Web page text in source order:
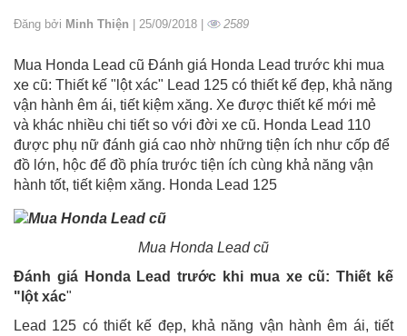
Đăng bởi Minh Thiện | 25/09/2018 | 2589
Mua Honda Lead cũ Đánh giá Honda Lead trước khi mua
xe cũ: Thiết kế "lột xác" Lead 125 có thiết kế đẹp, khả năng
vận hành êm ái, tiết kiệm xăng. Xe được thiết kế mới mẻ
và khác nhiều chi tiết so với đời xe cũ. Honda Lead 110
được phụ nữ đánh giá cao nhờ những tiện ích như cốp để
đồ lớn, hộc để đồ phía trước tiện ích cùng khả năng vận
hành tốt, tiết kiệm xăng. Honda Lead 125
Mua Honda Lead cũ
Đánh giá Honda Lead trước khi mua xe cũ: Thiết kế
"lột xác"
Lead 125 có thiết kế đẹp, khả năng vận hành êm ái, tiết